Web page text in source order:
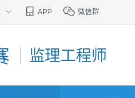
APP 微信群
监理工程师